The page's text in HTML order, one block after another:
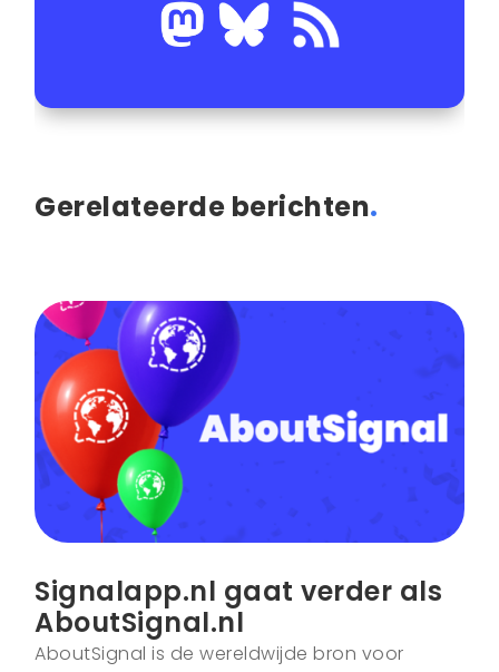
Gerelateerde berichten.
Signalapp.nl gaat verder als
AboutSignal.nl
AboutSignal is de wereldwijde bron voor